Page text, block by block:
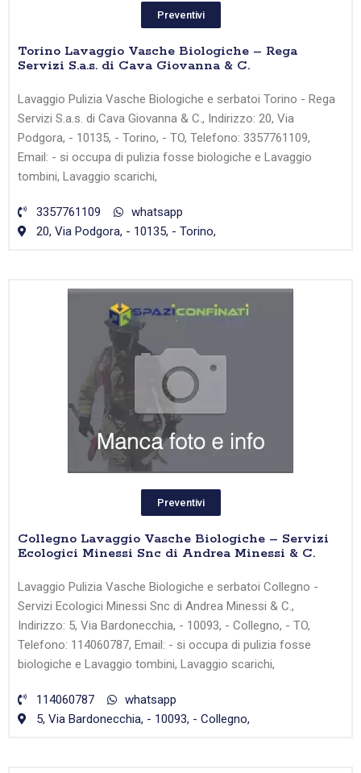
Preventivi
Torino Lavaggio Vasche Biologiche – Rega
Servizi S.a.s. di Cava Giovanna & C.
Lavaggio Pulizia Vasche Biologiche e serbatoi Torino - Rega
Servizi S.a.s. di Cava Giovanna & C., Indirizzo: 20, Via
Podgora, - 10135, - Torino, - TO, Telefono: 3357761109,
Email: - si occupa di pulizia fosse biologiche e Lavaggio
tombini, Lavaggio scarichi,
3357761109
whatsapp
20, Via Podgora, - 10135, - Torino,
Preventivi
Collegno Lavaggio Vasche Biologiche – Servizi
Ecologici Minessi Snc di Andrea Minessi & C.
Lavaggio Pulizia Vasche Biologiche e serbatoi Collegno -
Servizi Ecologici Minessi Snc di Andrea Minessi & C.,
Indirizzo: 5, Via Bardonecchia, - 10093, - Collegno, - TO,
Telefono: 114060787, Email: - si occupa di pulizia fosse
biologiche e Lavaggio tombini, Lavaggio scarichi,
114060787
whatsapp
5, Via Bardonecchia, - 10093, - Collegno,